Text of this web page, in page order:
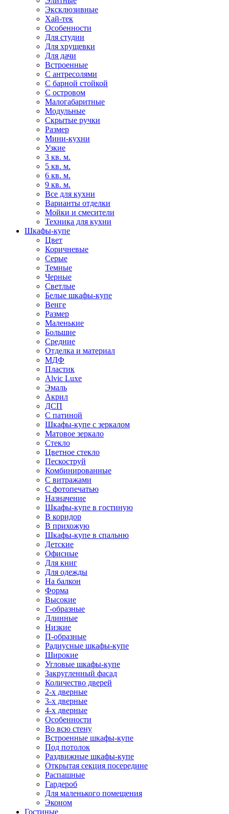
Эксклюзивные
Хай-тек
Особенности
Для студии
Для хрущевки
Для дачи
Встроенные
С антресолями
С барной стойкой
С островом
Малогабаритные
Модульные
Скрытые ручки
Размер
Мини-кухни
Узкие
3 кв. м.
5 кв. м.
6 кв. м.
9 кв. м.
Все для кухни
Варианты отделки
Мойки и смесители
Техника для кухни
Шкафы-купе
Цвет
Коричневые
Серые
Темные
Черные
Светлые
Белые шкафы-купе
Венге
Размер
Маленькие
Большие
Средние
Отделка и материал
МДФ
Пластик
Alvic Luxe
Эмаль
Акрил
ДСП
С патиной
Шкафы-купе с зеркалом
Матовое зеркало
Стекло
Цветное стекло
Пескоструй
Комбинированные
С витражами
С фотопечатью
Назначение
Шкафы-купе в гостиную
В коридор
В прихожую
Шкафы-купе в спальню
Детские
Офисные
Для книг
Для одежды
На балкон
Форма
Высокие
Г-образные
Длинные
Низкие
П-образные
Радиусные шкафы-купе
Широкие
Угловые шкафы-купе
Закругленный фасад
Количество дверей
2-х дверные
3-х дверные
4-х дверные
Особенности
Во всю стену
Встроенные шкафы-купе
Под потолок
Раздвижные шкафы-купе
Открытая секция посередине
Распашные
Гардероб
Для маленького помещения
Эконом
Гостиные